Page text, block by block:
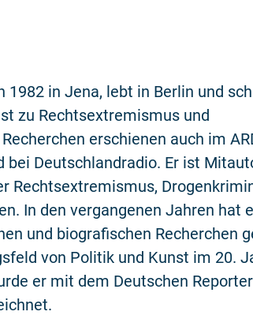
1982 in Jena, lebt in Berlin und
zu Rechtsextremismus und
erschienen auch im
bei Deutschlandradio. Er ist
Rechtsextremismus,
In den vergangenen Jahren hat
und biografischen Recherchen
von Politik und Kunst im 20.
er mit dem Deutschen